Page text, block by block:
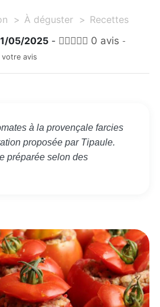
À déguster
Recettes
05/2025- 0 avis -
votre avis
à la provençale farcies
proposée par Tipaule.
préparée selon des